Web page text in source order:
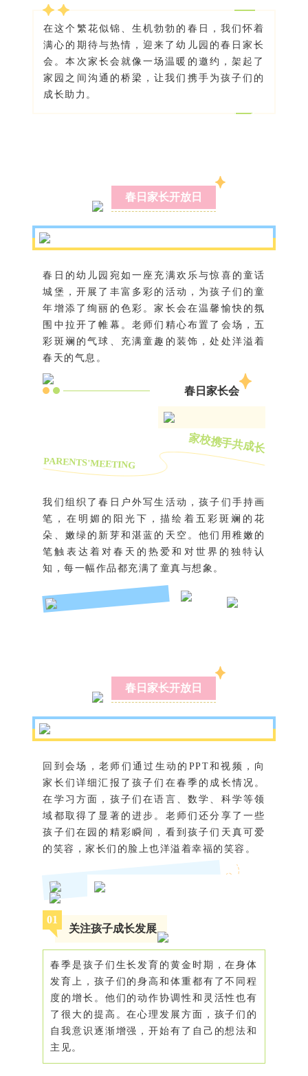
在这个繁花似锦、生机勃勃的春日，我们怀着
满心的期待与热情，迎来了幼儿园的春日家长
会。本次家长会就像一场温暖的邀约，架起了
家园之间沟通的桥梁，让我们携手为孩子们的
成长助力。
春日家长开放日
春日的幼儿园宛如一座充满欢乐与惊喜的童话
城堡，开展了丰富多彩的活动，为孩子们的童
年增添了绚丽的色彩。家长会在温馨愉快的氛
围中拉开了帷幕。老师们精心布置了会场，五
彩斑斓的气球、充满童趣的装饰，处处洋溢着
春天的气息。
春日家长会
家校携手共成长
PARENTS'MEETING
我们组织了春日户外写生活动，孩子们手持画
笔，在明媚的阳光下，描绘着五彩斑斓的花
朵、嫩绿的新芽和湛蓝的天空。他们用稚嫩的
笔触表达着对春天的热爱和对世界的独特认
知，每一幅作品都充满了童真与想象。
春日家长开放日
回到会场，老师们通过生动的PPT和视频，向
家长们详细汇报了孩子们在春季的成长情况。
在学习方面，孩子们在语言、数学、科学等领
域都取得了显著的进步。老师们还分享了一些
孩子们在园的精彩瞬间，看到孩子们天真可爱
的笑容，家长们的脸上也洋溢着幸福的笑容。
01
关注孩子成长发展
春季是孩子们生长发育的黄金时期，在身体
发育上，孩子们的身高和体重都有了不同程
度的增长。他们的动作协调性和灵活性也有
了很大的提高。在心理发展方面，孩子们的
自我意识逐渐增强，开始有了自己的想法和
主见。